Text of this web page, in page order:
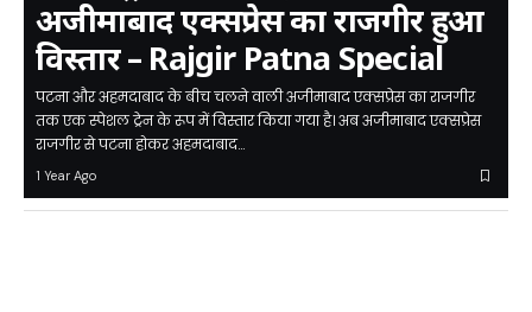
अजीमाबाद एक्सप्रेस का राजगीर हुआ
विस्तार – Rajgir Patna Special
पटना और अहमदाबाद के बीच चलने वाली अजीमाबाद एक्सप्रेस का राजगीर
तक एक स्पेशल ट्रेन के रूप में विस्तार किया गया है। अब अजीमाबाद एक्सप्रेस
राजगीर से पटना होकर अहमदाबाद…
1 Year Ago